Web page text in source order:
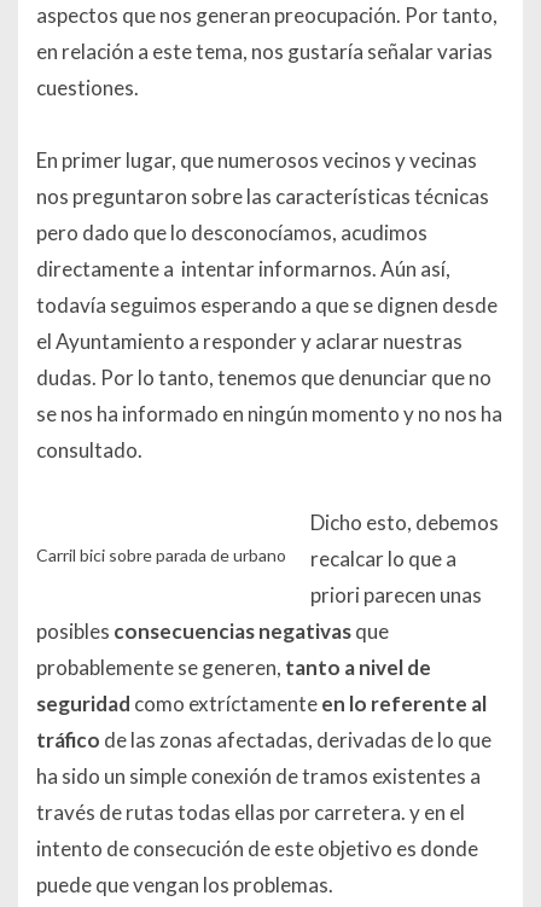
aspectos que nos generan preocupación. Por tanto,
en relación a este tema, nos gustaría señalar varias
cuestiones.
En primer lugar, que numerosos vecinos y vecinas
nos preguntaron sobre las características técnicas
pero dado que lo desconocíamos, acudimos
directamente a intentar informarnos. Aún así,
todavía seguimos esperando a que se dignen desde
el Ayuntamiento a responder y aclarar nuestras
dudas. Por lo tanto, tenemos que denunciar que no
se nos ha informado en ningún momento y no nos ha
consultado.
Carril bici sobre parada de urbano
Dicho esto, debemos
recalcar lo que a
priori parecen unas
posibles consecuencias negativasque
probablemente se generen, tanto a nivel de
seguridad como extríctamenteen lo referente al
tráfico de las zonas afectadas, derivadas de lo que
ha sido un simple conexión de tramos existentes a
través de rutas todas ellas por carretera. y en el
intento de consecución de este objetivo es donde
puede que vengan los problemas.